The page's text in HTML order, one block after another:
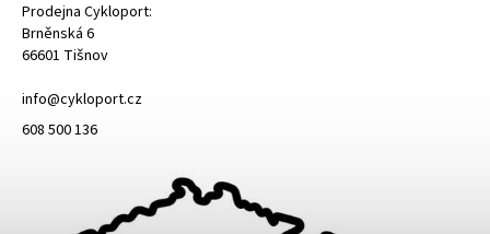
Prodejna Cykloport:
Brněnská 6
66601 Tišnov
info@cykloport.cz
608 500 136